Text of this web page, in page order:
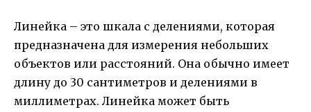
Линейка – это шкала с делениями, которая
предназначена для измерения небольших
объектов или расстояний. Она обычно имеет
длину до 30 сантиметров и делениями в
миллиметрах. Линейка может быть